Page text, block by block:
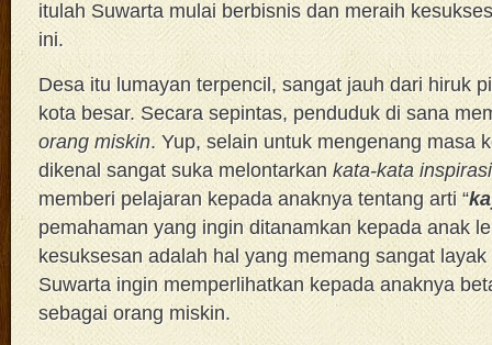
itulah Suwarta mulai berbisnis dan meraih
ini.
Desa itu lumayan terpencil, sangat jauh dari hiruk
kota besar. Secara sepintas, penduduk di sana
orang miskin. Yup, selain untuk mengenang masa
dikenal sangat suka melontarkan kata-kata inspirasi
memberi pelajaran kepada anaknya tentang arti “
pemahaman yang ingin ditanamkan kepada anak
kesuksesan adalah hal yang memang sangat
Suwarta ingin memperlihatkan kepada anaknya
sebagai orang miskin.